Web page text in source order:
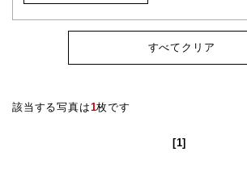
すべてクリア
該当する写真は1枚です
[1]